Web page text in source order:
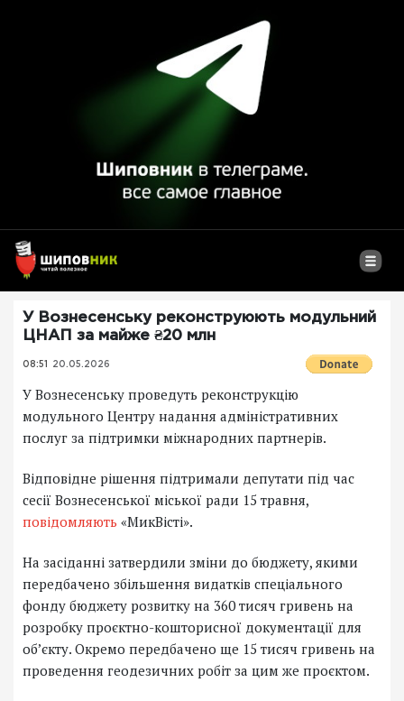
У Вознесенську реконструюють модульний
ЦНАП за майже ₴20 млн
08:51 20.05.2026
У Вознесенську проведуть реконструкцію
модульного Центру надання адміністративних
послуг за підтримки міжнародних партнерів.
Відповідне рішення підтримали депутати під час
сесії Вознесенської міської ради 15 травня,
повідомляють «МикВісті».
На засіданні затвердили зміни до бюджету, якими
передбачено збільшення видатків спеціального
фонду бюджету розвитку на 360 тисяч гривень на
розробку проєктно-кошторисної документації для
об’єкту. Окремо передбачено ще 15 тисяч гривень на
проведення геодезичних робіт за цим же проєктом.